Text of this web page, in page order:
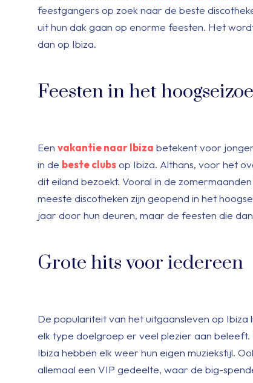
feestgangers op zoek naar de beste
uit hun dak gaan op enorme feesten. Het
dan op Ibiza.
Feesten in het
Een vakantie naar Ibiza betekent voor
in de beste clubsop Ibiza. Althans, voor het
dit eiland bezoekt. Vooral in de
meeste discotheken zijn geopend in het
jaar door hun deuren, maar de feesten die
Grote hits voor iedereen
De populariteit van het uitgaansleven op
elk type doelgroep er veel plezier aan beleeft.
Ibiza hebben elk weer hun eigen muziekstijl.
allemaal een VIP gedeelte, waar de big-